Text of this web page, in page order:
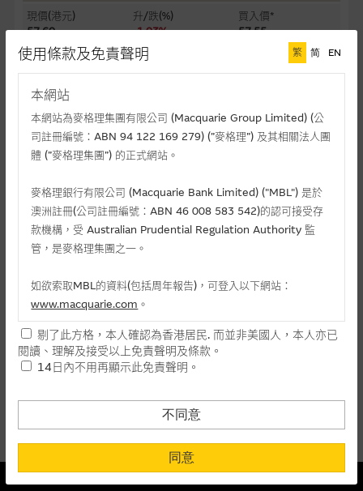
牛熊證
選股攻略
中資股票專頁
麥格理投資教室
關於我們
現價(港元)
57.60
升/跌(%)
-1.03%
買入價*
57.55
賣出價*
57.60
成交額(千元)
117,874
最後更新時間: 06-08-2026 16:20 (十五分鐘延遲)
相關圖表
相關認股證/牛熊證
認購 認沽 牛證
編號 相關資產 行使價 價格 升/跌(%)
21386 電能實業(認購) 66.666 0.058
- 7.94
25711
電能實業(認購) 83.888
06-08-2026 16:20 (15分鐘延遲)
使用條款及免責聲明 繁 简 EN
本網站
本網站為麥格理集團有限公司 (Macquarie Group Limited) (公
司註冊編號：ABN 94 122 169 279) (”麥格理”) 及其相關法人團
體 (”麥格理集團”) 的正式網站。
麥格理銀行有限公司 (Macquarie Bank Limited) ("MBL") 是於
澳洲註冊(公司註冊編號：ABN 46 008 583 542)的認可接受存
款機構，受 Australian Prudential Regulation Authority 監
管，是麥格理集團之一。
如欲索取MBL的資料(包括周年報告)，可登入以下網站：
www.macquarie.com 。
本網站所載資料會隨時更改，而不作另行通知，如閣下欲取麥格
理的資料，可直接聯絡本集團職員。
民使用，並不提供或發售予美國人。本網站內容無意要約或唆使
閣下購買證券、基金單位或其他投資工具(不論在參考條款上或在
其他地方)，但清楚表明上述意圖的個別段落則屬例外。
提供網站內容的基準 – 使用時請考慮個人風險
剔了此方格，本人確認為香港居民. 而並非美國人，本人亦已
閱讀、理解及接受以上免責聲明及條款。
14日內不用再顯示此免責聲明。
不同意
同意